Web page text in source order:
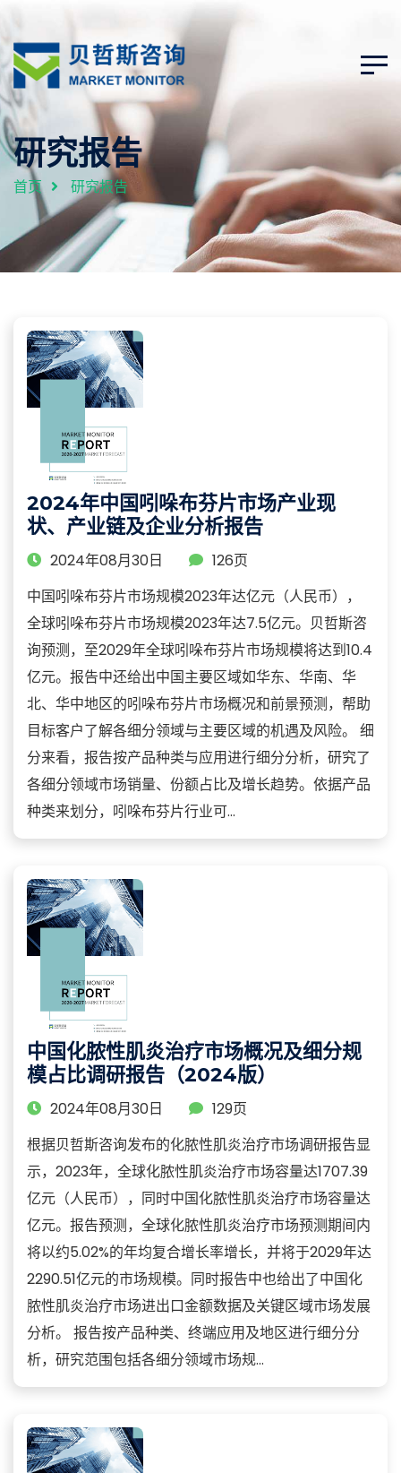
研究报告
首页 研究报告
2024年中国吲哚布芬片市场产业现
状、产业链及企业分析报告
2024年08月30日
126页
中国吲哚布芬片市场规模2023年达亿元（人民币），
全球吲哚布芬片市场规模2023年达7.5亿元。贝哲斯咨
询预测，至2029年全球吲哚布芬片市场规模将达到10.4
亿元。报告中还给出中国主要区域如华东、华南、华
北、华中地区的吲哚布芬片市场概况和前景预测，帮助
目标客户了解各细分领域与主要区域的机遇及风险。 细
分来看，报告按产品种类与应用进行细分分析，研究了
各细分领域市场销量、份额占比及增长趋势。依据产品
种类来划分，吲哚布芬片行业可...
中国化脓性肌炎治疗市场概况及细分规
模占比调研报告（2024版）
2024年08月30日
129页
根据贝哲斯咨询发布的化脓性肌炎治疗市场调研报告显
示，2023年，全球化脓性肌炎治疗市场容量达1707.39
亿元（人民币），同时中国化脓性肌炎治疗市场容量达
亿元。报告预测，全球化脓性肌炎治疗市场预测期间内
将以约5.02%的年均复合增长率增长，并将于2029年达
2290.51亿元的市场规模。同时报告中也给出了中国化
脓性肌炎治疗市场进出口金额数据及关键区域市场发展
分析。 报告按产品种类、终端应用及地区进行细分分
析，研究范围包括各细分领域市场规...